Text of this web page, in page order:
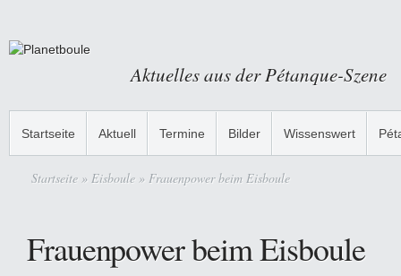
Aktuelles aus der Pétanque-Szene
Startseite Aktuell Termine Bilder Wissenswert
Startseite » Eisboule » Frauenpower beim Eisboule
Frauenpower beim Eisboule